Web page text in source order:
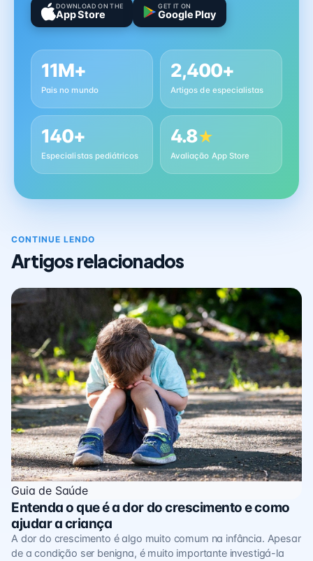
DOWNLOAD ON THE
App Store
GET IT ON
Google Play
11M+
Pais no mundo
2,400+
Artigos de especialistas
140+
Especialistas pediátricos
4.8★
Avaliação App Store
CONTINUE LENDO
Artigos relacionados
Guia de Saúde
Entenda o que é a dor do crescimento e como
ajudar a criança
A dor do crescimento é algo muito comum na infância. Apesar
de a condição ser benigna, é muito importante investigá-la